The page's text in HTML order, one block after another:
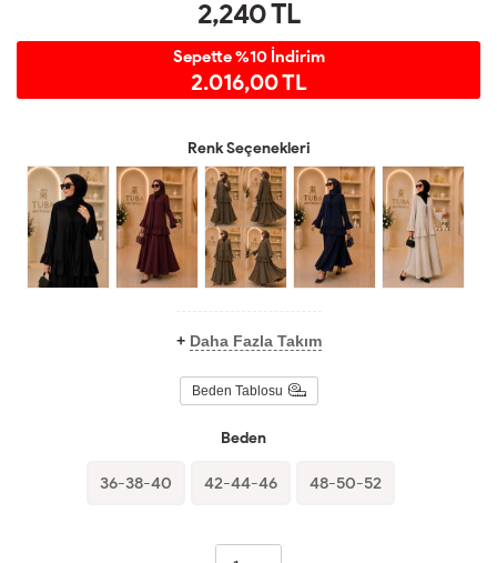
2,240TL
Sepette %10 İndirim
2.016,00 TL
Renk Seçenekleri
+ Daha Fazla Takım
Beden Tablosu
Beden
36-38-40 42-44-46 48-50-52